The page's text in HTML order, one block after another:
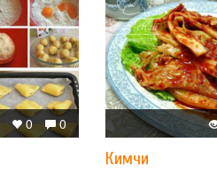
0
0
Кимчи